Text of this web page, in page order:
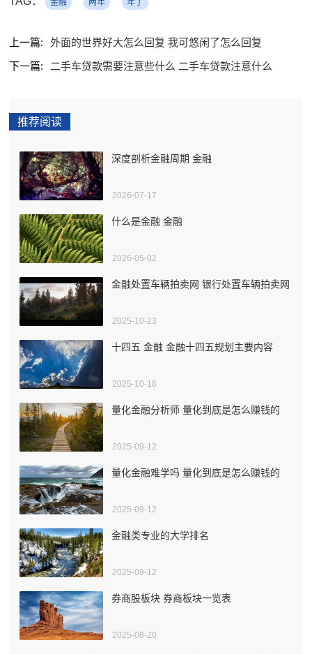
上一篇:
外面的世界好大怎么回复 我可悠闲了怎么回复
下一篇:
二手车贷款需要注意些什么 二手车贷款注意什么
推荐阅读
深度剖析金融周期 金融
2026-07-17
什么是金融 金融
2026-05-02
金融处置车辆拍卖网 银行处置车辆拍卖网
2025-10-23
十四五 金融 金融十四五规划主要内容
2025-10-16
量化金融分析师 量化到底是怎么赚钱的
2025-09-12
量化金融难学吗 量化到底是怎么赚钱的
2025-09-12
金融类专业的大学排名
2025-09-12
券商股板块 券商板块一览表
2025-08-20